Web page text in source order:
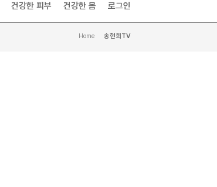
건강한 피부 건강한 몸 로그인
Home 송현희TV